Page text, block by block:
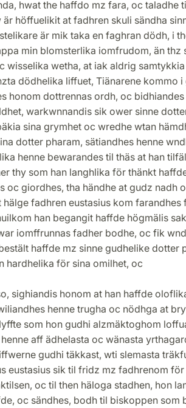
hwat the haffdo mz fara, oc taladhe
är höffuelikit at fadhren skuli sändha
är mik taka en faghran dödh, i
min blomsterlika iomfrudom, än thz
wisselika wetha, at iak aldrig
dödhelika liffuet, Tiänarene kommo i
honom dottrennas ordh, oc bidhiandes
warkwnnandis sik ower sinne
sina grymhet oc wredhe wtan
dotter pharam, sätiandhes henne
henne bewarandes til thäs at han
thy som han langhlika för thänkt
oc giordhes, tha händhe at gudz nadh
hälge fadhren eustasius kom farandhes
han begangit haffde högmälis
iomffrunnas fadher bodhe, oc fik
haffde mz sinne gudhelike dotter
hardhelika för sina omilhet, oc
sighiandis honom at han haffde
henne trugha oc nödhga at
som hon gudhi alzmäktoghom
aff ädhelasta oc wänasta
gudhi täkkast, wti slemasta
eustasius sik til fridz mz fadhrenom
oc til then häloga stadhen, hon
oc sändhes, bodh til biskoppen som